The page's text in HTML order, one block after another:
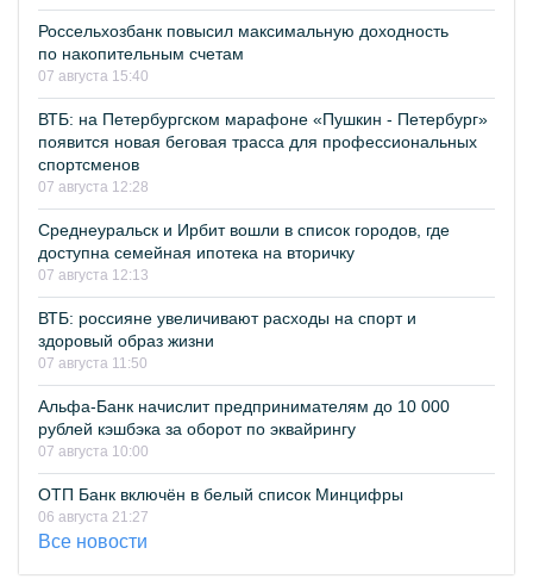
Россельхозбанк повысил максимальную доходность
по накопительным счетам
07 августа 15:40
ВТБ: на Петербургском марафоне «Пушкин - Петербург»
появится новая беговая трасса для профессиональных
спортсменов
07 августа 12:28
Среднеуральск и Ирбит вошли в список городов, где
доступна семейная ипотека на вторичку
07 августа 12:13
ВТБ: россияне увеличивают расходы на спорт и
здоровый образ жизни
07 августа 11:50
Альфа-Банк начислит предпринимателям до 10 000
рублей кэшбэка за оборот по эквайрингу
07 августа 10:00
ОТП Банк включён в белый список Минцифры
06 августа 21:27
Все новости